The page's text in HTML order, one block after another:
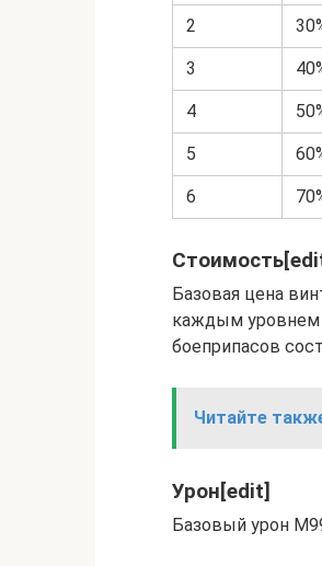
2
3
4
5
6
Базовая цена
каждым уровнем
боеприпасов
Читайте
Урон[edit]
Базовый урон